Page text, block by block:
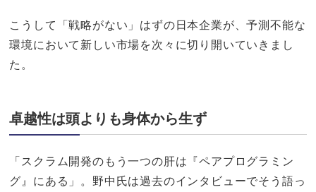
こうして「戦略がない」はずの日本企業が、予測不能な
環境において新しい市場を次々に切り開いていきまし
た。
卓越性は頭よりも身体から生ず
「スクラム開発のもう一つの肝は『ペアプログラミン
グ』にある」。野中氏は過去のインタビューでそう語っ